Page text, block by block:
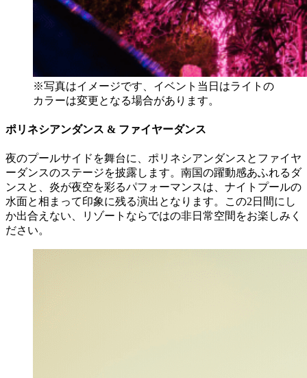
※写真はイメージです、イベント当日はライトの
カラーは変更となる場合があります。
ポリネシアンダンス & ファイヤーダンス
夜のプールサイドを舞台に、ポリネシアンダンスとファイヤ
ーダンスのステージを披露します。南国の躍動感あふれるダ
ンスと、炎が夜空を彩るパフォーマンスは、ナイトプールの
水面と相まって印象に残る演出となります。この2日間にし
か出合えない、リゾートならではの非日常空間をお楽しみく
ださい。